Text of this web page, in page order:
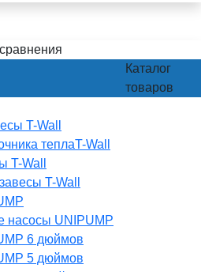
Каталог
товаров
T-Wall
теплаT-Wall
T-Wall
T-Wall
насосы UNIPUMP
6 дюймов
5 дюймов